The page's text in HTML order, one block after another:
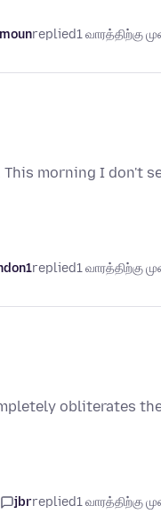
replied1 வாரத்திற்கு
This morning I don't
replied1 வாரத்திற்கு
obliterates
jbrreplied1 வாரத்திற்கு